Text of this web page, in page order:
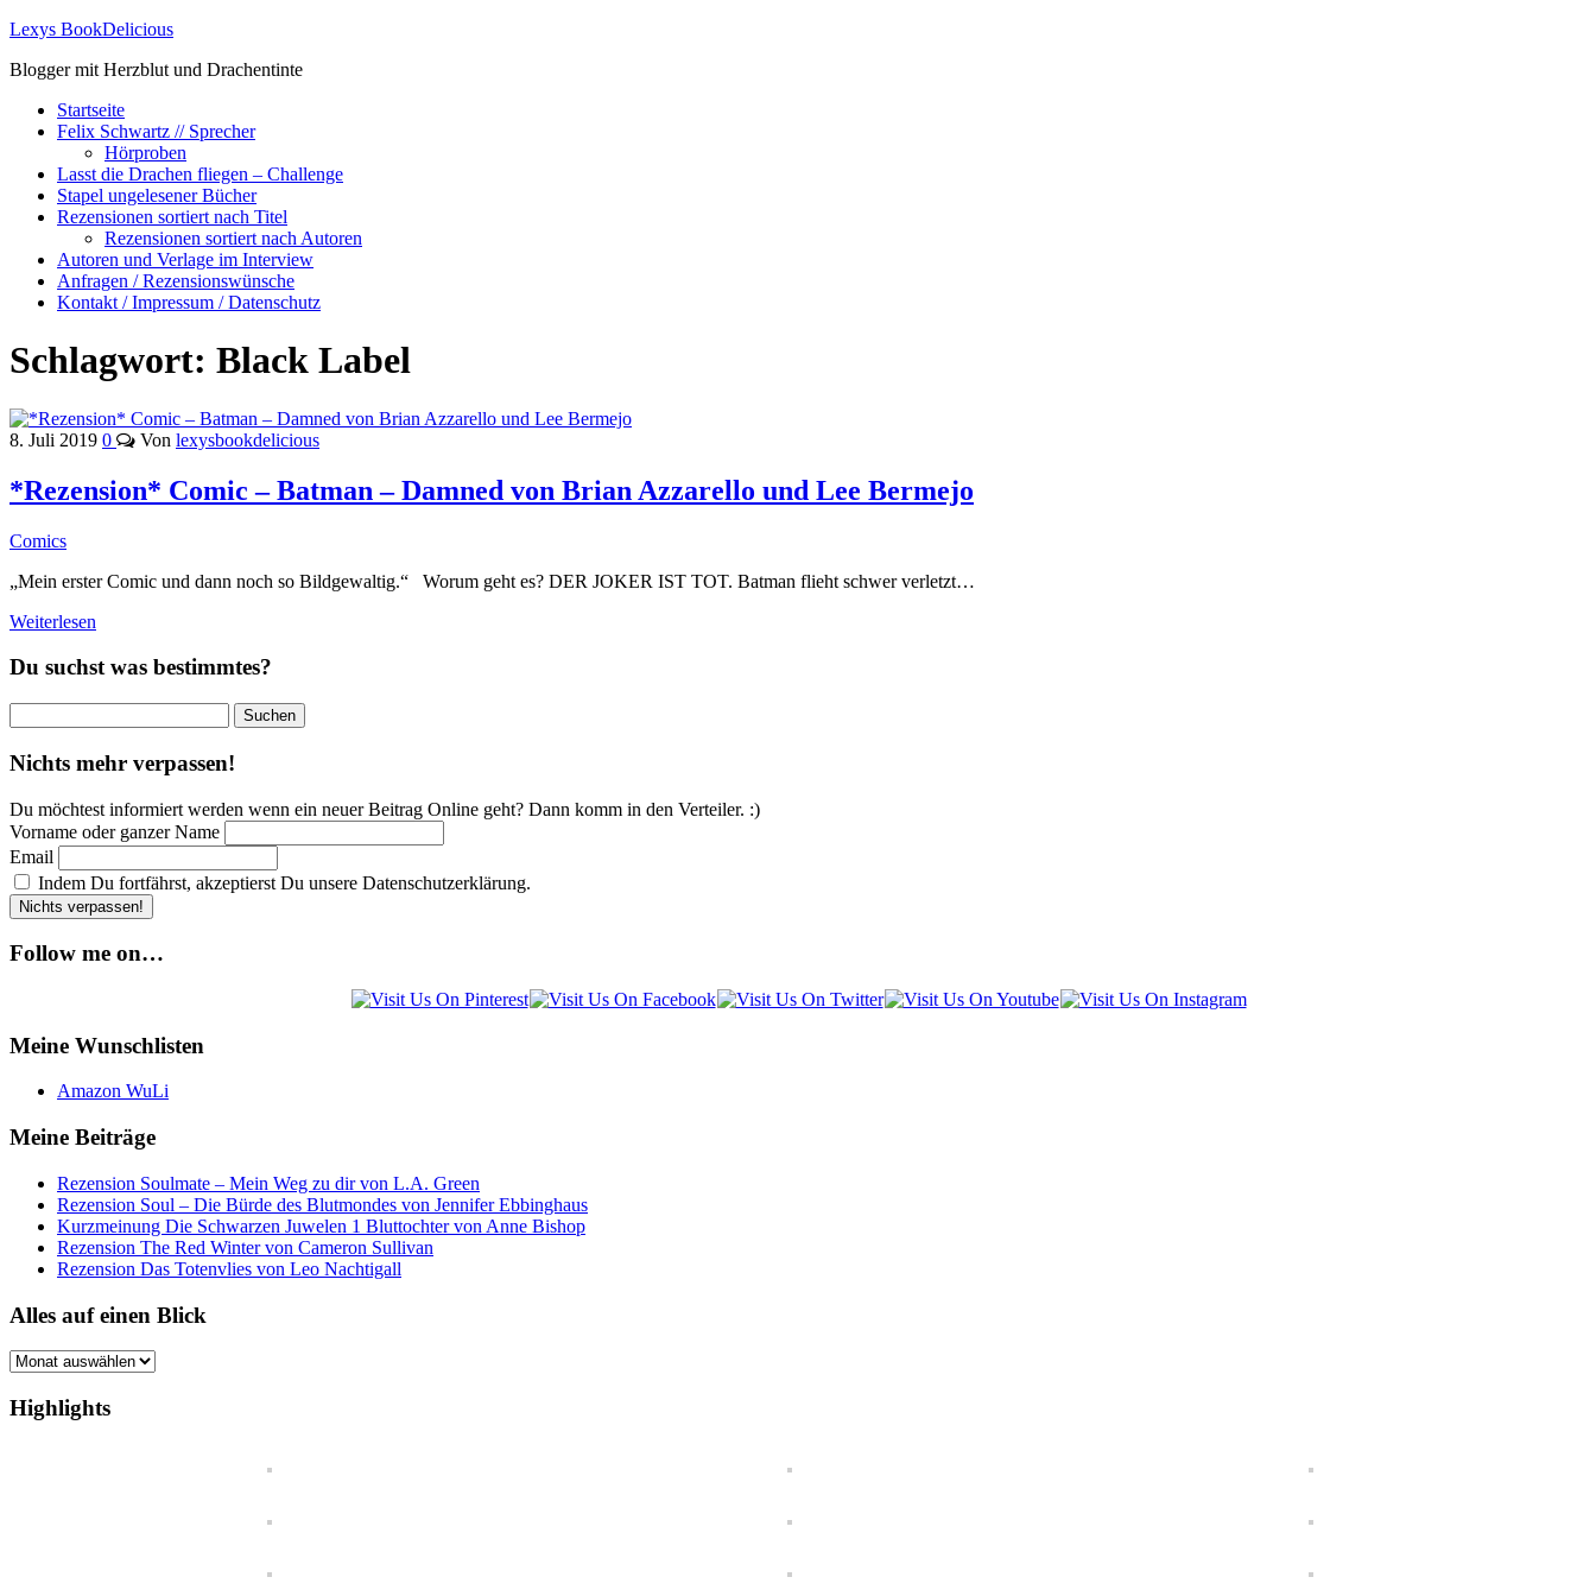
Lexys BookDelicious
Blogger mit Herzblut und Drachentinte
Startseite
Felix Schwartz // Sprecher
Hörproben
Lasst die Drachen fliegen – Challenge
Stapel ungelesener Bücher
Rezensionen sortiert nach Titel
Rezensionen sortiert nach Autoren
Autoren und Verlage im Interview
Anfragen / Rezensionswünsche
Kontakt / Impressum / Datenschutz
Schlagwort: Black Label
8. Juli 2019 0 Von lexysbookdelicious
*Rezension* Comic – Batman – Damned von Brian Azzarello und Lee Bermejo
Comics
„Mein erster Comic und dann noch so Bildgewaltig.“ Worum geht es? DER JOKER IST TOT. Batman flieht schwer verletzt…
Weiterlesen
Du suchst was bestimmtes?
nach:
Nichts mehr verpassen!
Du möchtest informiert werden wenn ein neuer Beitrag Online geht? Dann komm in den Verteiler. :)
Vorname oder ganzer Name
Email
Indem Du fortfährst, akzeptierst Du unsere Datenschutzerklärung.
Follow me on…
Meine Wunschlisten
Amazon WuLi
Meine Beiträge
Rezension Soulmate – Mein Weg zu dir von L.A. Green
Rezension Soul – Die Bürde des Blutmondes von Jennifer Ebbinghaus
Kurzmeinung Die Schwarzen Juwelen 1 Bluttochter von Anne Bishop
Rezension The Red Winter von Cameron Sullivan
Rezension Das Totenvlies von Leo Nachtigall
Alles auf einen Blick
Alles
einen
Blick
Highlights